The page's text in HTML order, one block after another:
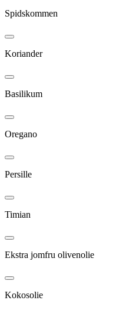
Spidskommen
Koriander
Basilikum
Oregano
Persille
Timian
Ekstra jomfru olivenolie
Kokosolie